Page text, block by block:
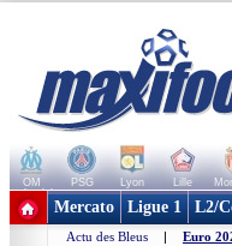
OM PSG Lyon Lille
+ de clubs
Mercato Ligue 1 L2/
Actu des Bleus | Euro